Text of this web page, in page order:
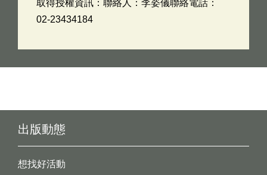
取得授權資訊：聯絡人：李姿儀聯絡電話：
02-23434184
出版動態
想找好活動